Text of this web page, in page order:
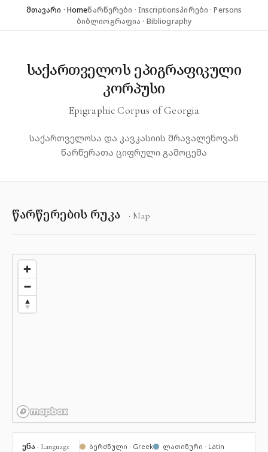
მთავარი · Homeწარწერები · Inscriptionsპირები · Persons
ბიბლიოგრაფია · Bibliography
საქართველოს ეპიგრაფიკული
კორპუსი
Epigraphic Corpus of Georgia
საქართველოსა და კავკასიის მრავალენოვან
წარწერათა ციფრული გამოცემა
წარწერების რუკა · Map
ენა · Language ბერძნული · Greek
ლათინური · Latin